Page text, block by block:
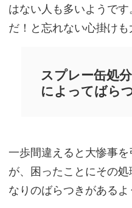
はない人も多いようで
だ！と忘れない心掛けも
スプレー缶処
によってばら
一歩間違えると大惨事
が、困ったことにその
なりのばらつきがあるよ